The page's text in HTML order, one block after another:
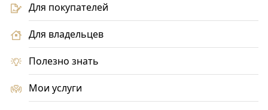
Для покупателей
Для владельцев
Полезно знать
Мои услуги